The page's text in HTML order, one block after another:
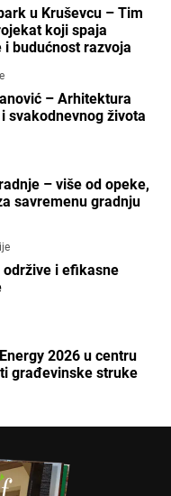
u Kruševcu – Tim
koji spaja
budućnost razvoja
– Arhitektura
svakodnevnog života
– više od opeke,
savremenu gradnju
održive i efikasne
2026 u centru
građevinske struke